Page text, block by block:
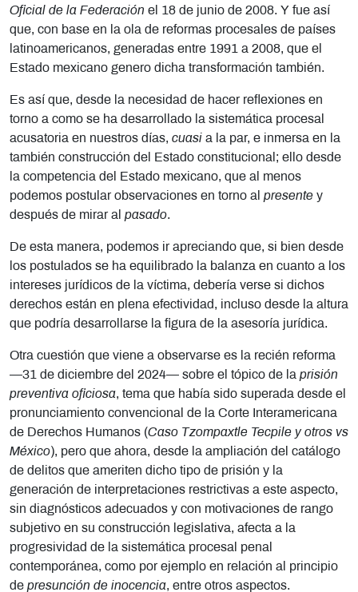
Oficial de la Federación el 18 de junio de 2008. Y fue así
que, con base en la ola de reformas procesales de países
latinoamericanos, generadas entre 1991 a 2008, que el
Estado mexicano genero dicha transformación también.
Es así que, desde la necesidad de hacer reflexiones en
torno a como se ha desarrollado la sistemática procesal
acusatoria en nuestros días, cuasi a la par, e inmersa en la
también construcción del Estado constitucional; ello desde
la competencia del Estado mexicano, que al menos
podemos postular observaciones en torno al presente y
después de mirar al pasado.
De esta manera, podemos ir apreciando que, si bien desde
los postulados se ha equilibrado la balanza en cuanto a los
intereses jurídicos de la víctima, debería verse si dichos
derechos están en plena efectividad, incluso desde la altura
que podría desarrollarse la figura de la asesoría jurídica.
Otra cuestión que viene a observarse es la recién reforma
—31 de diciembre del 2024— sobre el tópico de la prisión
preventiva oficiosa, tema que había sido superada desde el
pronunciamiento convencional de la Corte Interamericana
de Derechos Humanos (Caso Tzompaxtle Tecpile y otros vs
México), pero que ahora, desde la ampliación del catálogo
de delitos que ameriten dicho tipo de prisión y la
generación de interpretaciones restrictivas a este aspecto,
sin diagnósticos adecuados y con motivaciones de rango
subjetivo en su construcción legislativa, afecta a la
progresividad de la sistemática procesal penal
contemporánea, como por ejemplo en relación al principio
de presunción de inocencia, entre otros aspectos.